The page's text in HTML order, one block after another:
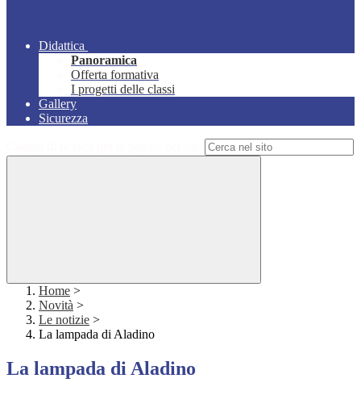
Didattica
Panoramica
Offerta formativa
I progetti delle classi
Gallery
Sicurezza
Home >
Novità >
Le notizie >
La lampada di Aladino
La lampada di Aladino